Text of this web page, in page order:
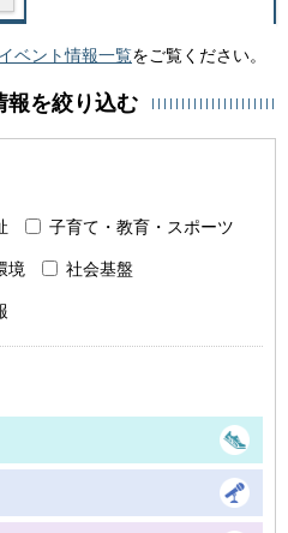
イベント情報一覧をご覧ください。
報を絞り込む
子育て・教育・スポーツ
境 社会基盤